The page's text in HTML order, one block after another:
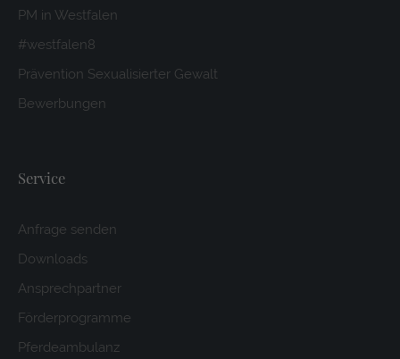
PM in Westfalen
#westfalen8
Prävention Sexualisierter Gewalt
Bewerbungen
Service
Anfrage senden
Downloads
Ansprechpartner
Förderprogramme
Pferdeambulanz